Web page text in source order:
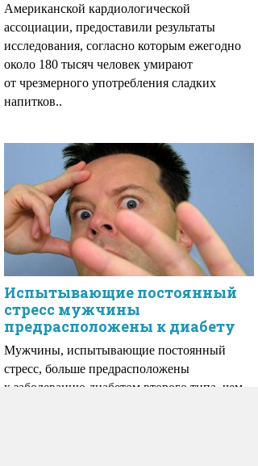
Американской кардиологической
ассоциации, предоставили результаты
исследования, согласно которым ежегодно
около 180 тысяч человек умирают
от чрезмерного употребления сладких
напитков..
Испытывающие постоянный
стресс мужчины
предрасположены к диабету
Мужчины, испытывающие постоянный
стресс, больше предрасположены
к заболеванию диабетом второго типа, чем